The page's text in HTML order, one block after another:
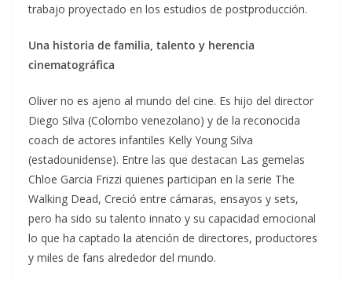
trabajo proyectado en los estudios de postproducción.
Una historia de familia, talento y herencia
cinematográfica
Oliver no es ajeno al mundo del cine. Es hijo del director
Diego Silva (Colombo venezolano) y de la reconocida
coach de actores infantiles Kelly Young Silva
(estadounidense). Entre las que destacan Las gemelas
Chloe Garcia Frizzi quienes participan en la serie The
Walking Dead, Creció entre cámaras, ensayos y sets,
pero ha sido su talento innato y su capacidad emocional
lo que ha captado la atención de directores, productores
y miles de fans alrededor del mundo.